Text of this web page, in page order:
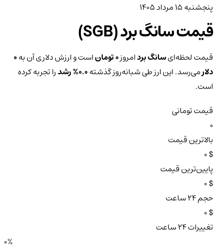
پنجشنبه ۱۵ مرداد ۱۴۰۵
قیمت سانگ برد (SGB)
قیمت لحظه‌ایسانگ بردامروز0 تومان است و ارزش دلاری آن به0
دلارمی‌رسد. این ارز طی شبانه‌روز گذشته0.0% رشدرا تجربه کرده
است.
قیمت تومانی
بالاترین قیمت
$ 0
پایین‌ترین قیمت
$ 0
حجم ۲۴ ساعت
$ 0
تغییرات ۲۴ ساعت
0%